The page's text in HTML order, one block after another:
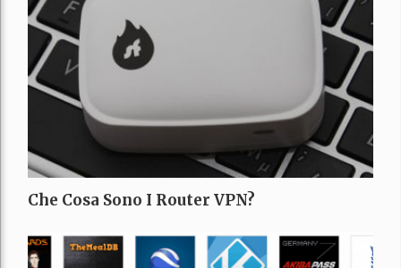
Che Cosa Sono I Router VPN?